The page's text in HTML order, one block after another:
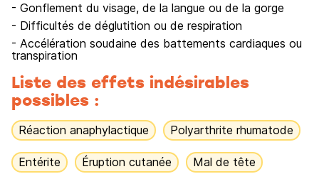
- Gonflement du visage, de la langue ou de la gorge
- Difficultés de déglutition ou de respiration
- Accélération soudaine des battements cardiaques ou
transpiration
Liste des effets indésirables
possibles :
Réaction anaphylactique Polyarthrite rhumatode
Entérite Éruption cutanée Mal de tête